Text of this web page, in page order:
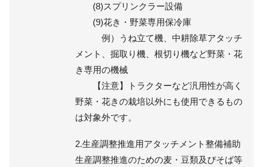
(8)スプリンクラー設備
(9)花き・野菜専用保冷庫
例）うね立て機、中耕除草アタッチ
メント、掘取り機、根切り機など野菜・花
き専用の機械
【注意】トラクターなど汎用性が高く
野菜・花きの栽培以外にも使用できるもの
は対象外です。
2.生産調整推進用アタッチメント整備補助
生産調整推進のための麦・豆類及びそば等